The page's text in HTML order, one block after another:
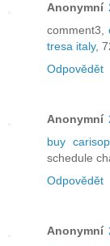
Anonymní
comment3,
tresa italy,
Odpovědět
Anonymní
buy
schedule
Odpovědět
Anonymní